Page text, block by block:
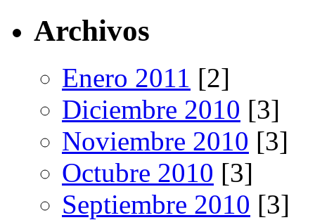
Archivos
Enero 2011 [2]
Diciembre 2010 [3]
Noviembre 2010 [3]
Octubre 2010 [3]
Septiembre 2010 [3]